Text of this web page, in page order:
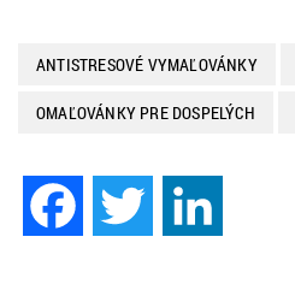
ANTISTRESOVÉ VYMAĽOVÁNKY
OMAĽOVÁNKY PRE DOSPELÝCH
Facebook Twitter